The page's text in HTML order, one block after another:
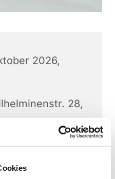
2026,
28,